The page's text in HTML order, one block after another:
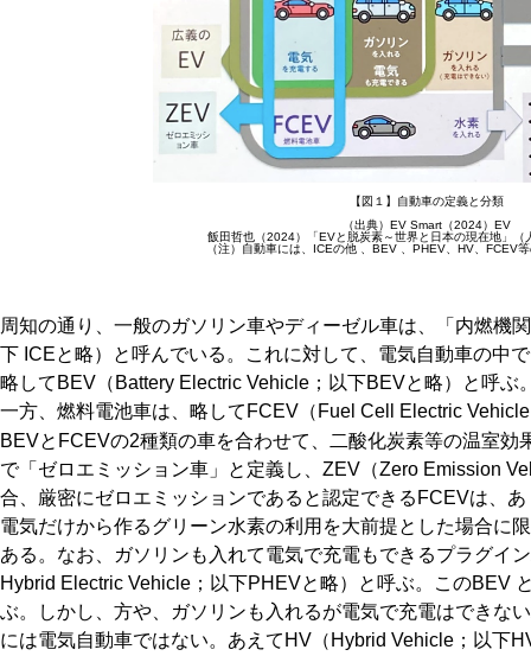
【図１】自動車の定義と分類
（出典）EV Smart（2024）EV
飯田哲也（2024）「EVと脱炭素～世界と日本の現在地」（人
（注）自動車には、ICEの他 、BEV 、PHEV、HV、FCEV
周知の通り、一般のガソリン車やディーゼル車は、「内燃機
下 ICEと略）と呼んでいる。これに対して、電気自動車の中
略してBEV（Battery Electric Vehicle；以下BEVと略）と呼ぶ
一方、燃料電池車は、略してFCEV（Fuel Cell Electric
BEVとFCEVの2種類の車を合わせて、二酸化炭素等の温室効
で「ゼロエミッション車」と定義し、ZEV（Zero Emission
合、厳密にゼロエミッションであると認定できるFCEVは、
電気だけから作るグリーン水素の利用を大前提とした場合に
ある。なお、ガソリンも入れて電気で充電もできるプラグイ
Hybrid Electric Vehicle；以下PHEVと略）と呼ぶ。このBEV
ぶ。しかし、方や、ガソリンも入れるが電気で充電はできな
には電気自動車ではない。あえてHV（Hybrid Vehicle；以下